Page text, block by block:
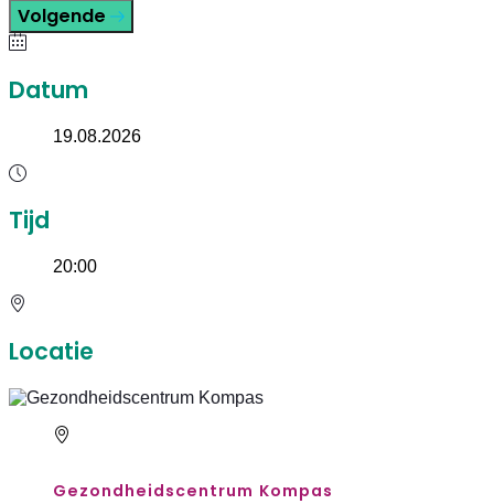
Volgende
Datum
19.08.2026
Tijd
20:00
Locatie
Gezondheidscentrum Kompas